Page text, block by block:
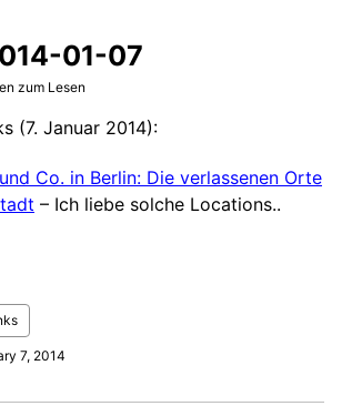
01-07
zum Lesen
(7. Januar 2014):
Co. in Berlin: Die verlassenen Orte
– Ich liebe solche Locations..
7, 2014